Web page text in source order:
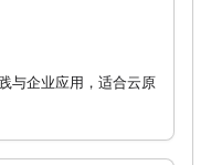
与企业应用，适合云原